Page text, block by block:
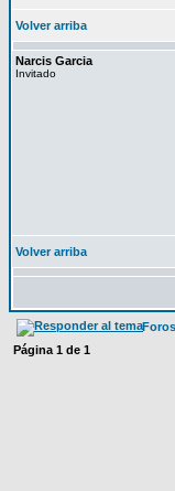
Volver arriba
Narcis Garcia
Invitado
Volver arriba
Página 1 de 1